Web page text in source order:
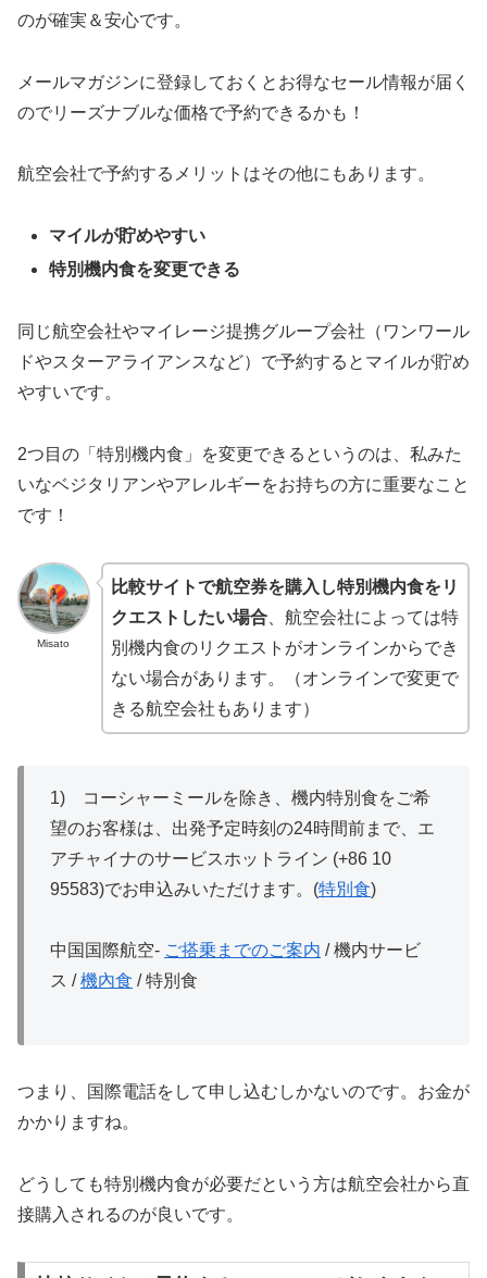
のが確実＆安心です。
メールマガジンに登録しておくとお得なセール情報が届く
のでリーズナブルな価格で予約できるかも！
航空会社で予約するメリットはその他にもあります。
マイルが貯めやすい
特別機内食を変更できる
同じ航空会社やマイレージ提携グループ会社（ワンワール
ドやスターアライアンスなど）で予約するとマイルが貯め
やすいです。
2つ目の「特別機内食」を変更できるというのは、私みた
いなベジタリアンやアレルギーをお持ちの方に重要なこと
です！
Misato
比較サイトで航空券を購入し特別機内食をリ
クエストしたい場合、航空会社によっては特
別機内食のリクエストがオンラインからでき
ない場合があります。（オンラインで変更で
きる航空会社もあります）
1) コーシャーミールを除き、機内特別食をご希
望のお客様は、出発予定時刻の24時間前まで、エ
アチャイナのサービスホットライン (+86 10
95583)でお申込みいただけます。(特別食)
中国国際航空- ご搭乗までのご案内 / 機内サービ
ス /機內食 / 特別食
つまり、国際電話をして申し込むしかないのです。お金が
かかりますね。
どうしても特別機内食が必要だという方は航空会社から直
接購入されるのが良いです。